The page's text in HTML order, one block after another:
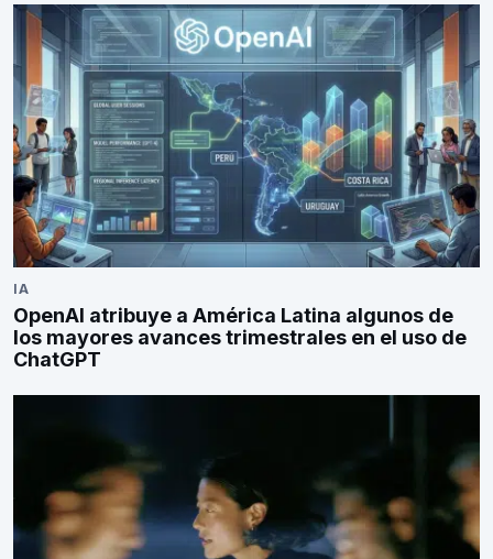
IA
OpenAI atribuye a América Latina algunos de
los mayores avances trimestrales en el uso de
ChatGPT